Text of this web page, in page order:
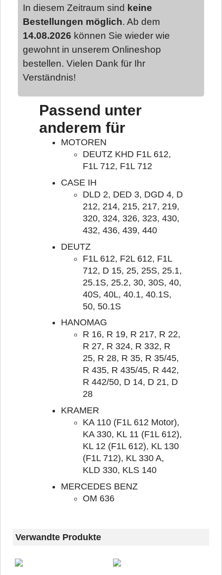
In diesem Zeitraum sind keine
Bestellungen möglich. Ab dem
14.08.2026 können Sie wieder wie
gewohnt in unserem Onlineshop
bestellen. Vielen Dank für Ihr
Verständnis!
Passend unter
anderem für
MOTOREN
DEUTZ KHD F1L 612,
F1L 712, F1L 712
CASE IH
DLD 2, DED 3, DGD 4, D
212, 214, 215, 217, 219,
320, 324, 326, 323, 430,
432, 436, 439, 440
DEUTZ
F1L 612, F2L 612, F1L
712, D 15, 25, 25S, 25.1,
25.1S, 25.2, 30, 30S, 40,
40S, 40L, 40.1, 40.1S,
50, 50.1S
HANOMAG
R 16, R 19, R 217, R 22,
R 27, R 324, R 332, R
25, R 28, R 35, R 35/45,
R 435, R 435/45, R 442,
R 442/50, D 14, D 21, D
28
KRAMER
KA 110 (F1L 612 Motor),
KA 330, KL 11 (F1L 612),
KL 12 (F1L 612), KL 130
(F1L 712), KL 330 A,
KLD 330, KLS 140
MERCEDES BENZ
OM 636
Verwandte Produkte